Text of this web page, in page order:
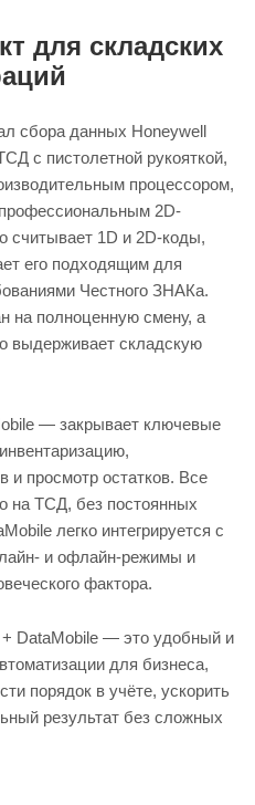
для складских
сбора данных Honeywell
с пистолетной рукояткой,
процессором,
2D-
считывает 1D и 2D-коды,
его подходящим для
Честного ЗНАКа.
на полноценную смену, а
выдерживает складскую
— закрывает ключевые
и просмотр остатков. Все
на ТСД, без постоянных
легко интегрируется с
и офлайн-режимы и
фактора.
DataMobile — это удобный и
для бизнеса,
порядок в учёте, ускорить
результат без сложных